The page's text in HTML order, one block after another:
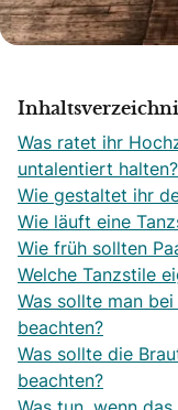
Was ratet ihr
untalentiert halten?
Wie gestaltet ihr
Wie läuft eine
Wie früh sollten
Welche Tanzstile
Was sollte man
beachten?
Was sollte die
beachten?